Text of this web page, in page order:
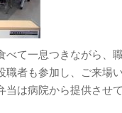
て一息つきながら、
職者も参加し、ご来場
は病院から提供させ